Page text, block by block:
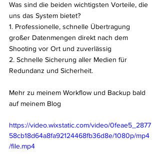
Was sind die beiden wichtigsten Vorteile, die
uns das System bietet?
1. Professionelle, schnelle Übertragung
großer Datenmengen direkt nach dem
Shooting vor Ort und zuverlässig
2. Schnelle Sicherung aller Medien für
Redundanz und Sicherheit.
Mehr zu meinem Workflow und Backup bald
auf meinem Blog
https://video.wixstatic.com/video/0feae5_2877
58cb18d64a8fa92124468fb36d8e/1080p/mp4
/file.mp4